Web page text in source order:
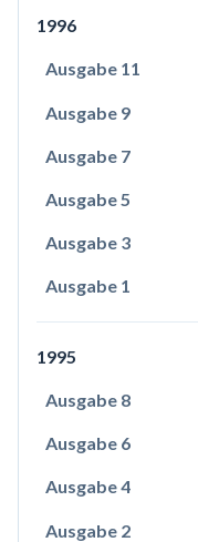
1996
Ausgabe 11
Ausgabe 9
Ausgabe 7
Ausgabe 5
Ausgabe 3
Ausgabe 1
1995
Ausgabe 8
Ausgabe 6
Ausgabe 4
Ausgabe 2